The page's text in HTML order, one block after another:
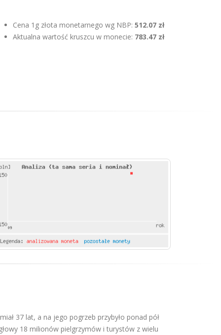
Cena 1g złota monetarnego wg NBP: 512.07 zł
Aktualna wartość kruszcu w monecie: 783.47 zł
37 lat, a na jego pogrzeb przybyło ponad pół
18 milionów pielgrzymów i turystów z wielu